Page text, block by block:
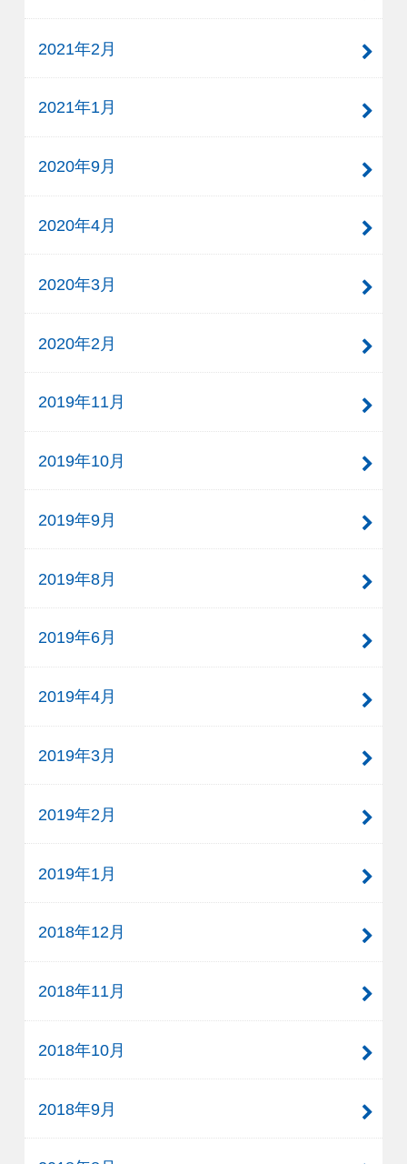
2021年2月
2021年1月
2020年9月
2020年4月
2020年3月
2020年2月
2019年11月
2019年10月
2019年9月
2019年8月
2019年6月
2019年4月
2019年3月
2019年2月
2019年1月
2018年12月
2018年11月
2018年10月
2018年9月